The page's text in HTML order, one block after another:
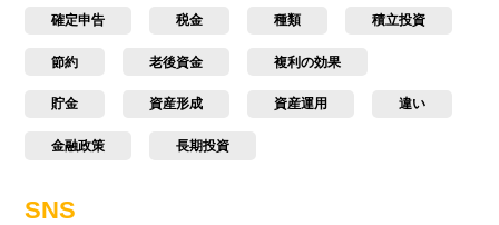
確定申告 税金 種類 積立投資
節約 老後資金 複利の効果
貯金 資産形成 資産運用 違い
金融政策 長期投資
SNS